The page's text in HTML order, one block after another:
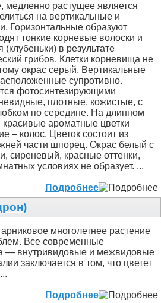
медленно растущее является
на вертикальные и
Горизонтальные образуют
тонкие корневые волоски и
в результате
грибов. Клетки корневища не
окрас серый. Вертикальные
супротивно.
фотосинтезирующими
плотные, кожистые, с
по середине. На длинном
красивые ароматные цветки
– колос. Цветок состоит из
части шпорец. Окрас белый с
сиреневый, красные оттенки,
условиях не образует. ...
Подробнее
многолетнее растение
Все современные
— внутривидовые и межвидовые
заключается в том, что цветет
Подробнее